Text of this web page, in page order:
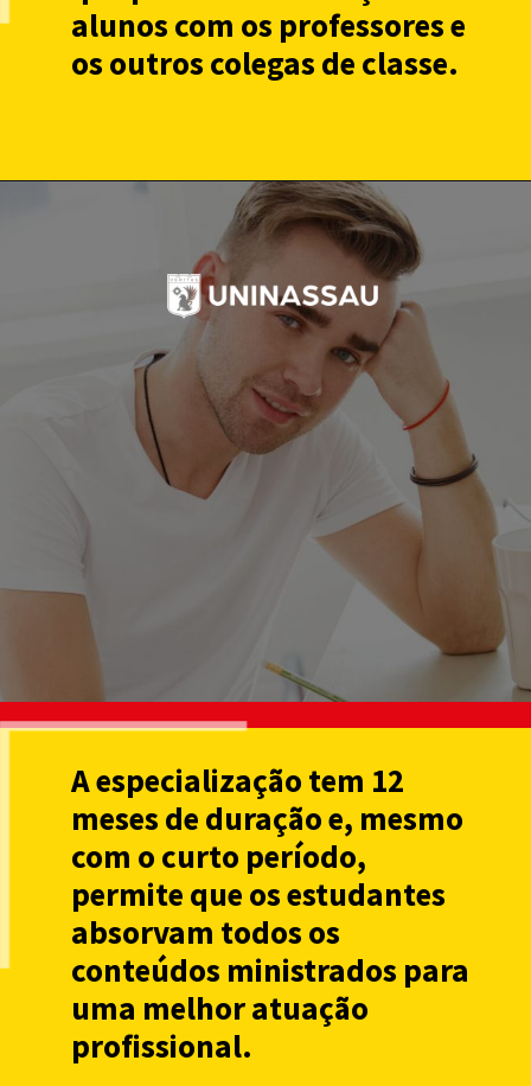
alunos com os professores e
os outros colegas de classe.
A especialização tem 12
meses de duração e, mesmo
com o curto período,
permite que os estudantes
absorvam todos os
conteúdos ministrados para
uma melhor atuação
profissional.